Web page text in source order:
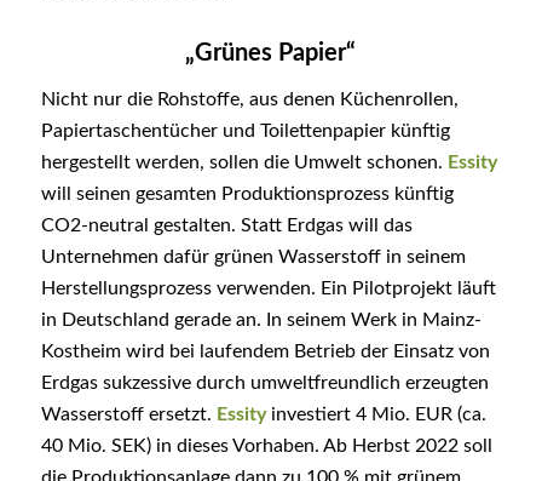
„Grünes Papier“
Nicht nur die Rohstoffe, aus denen Küchenrollen,
Papiertaschentücher und Toilettenpapier künftig
hergestellt werden, sollen die Umwelt schonen. Essity
will seinen gesamten Produktionsprozess künftig
CO2-neutral gestalten. Statt Erdgas will das
Unternehmen dafür grünen Wasserstoff in seinem
Herstellungsprozess verwenden. Ein Pilotprojekt läuft
in Deutschland gerade an. In seinem Werk in Mainz-
Kostheim wird bei laufendem Betrieb der Einsatz von
Erdgas sukzessive durch umweltfreundlich erzeugten
Wasserstoff ersetzt. Essityinvestiert 4 Mio. EUR (ca.
40 Mio. SEK) in dieses Vorhaben. Ab Herbst 2022 soll
die Produktionsanlage dann zu 100 % mit grünem